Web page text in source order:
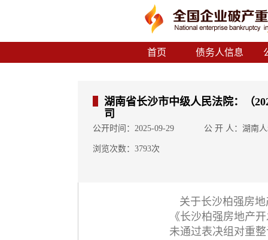
首页 债务人信息
湖南省长沙市中级人民法院：（
司
公开时间：2025-09-29 公 开 人：湖南
浏览次数：3793次
关于长沙柏强房
《长沙柏强房地产
未通过表决组对重